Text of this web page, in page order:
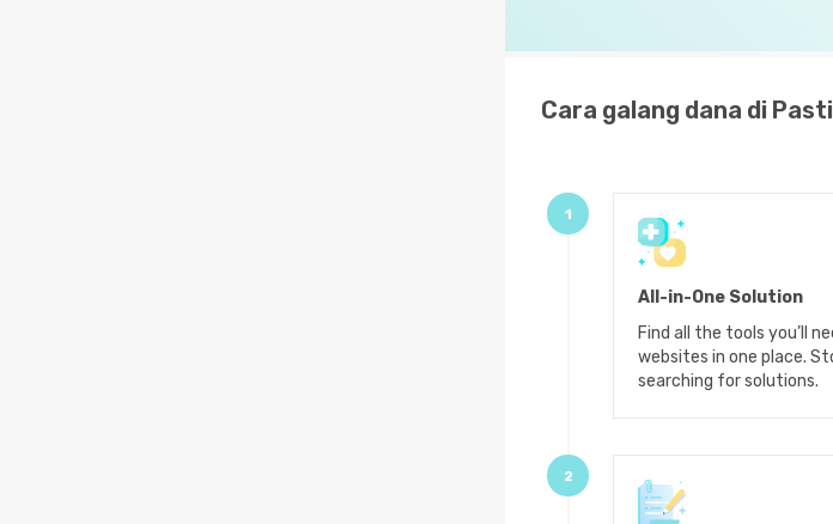
Cara galang dana di
All-in-One Solution
Find all the tools you’ll
websites in one place.
searching for solutions.
1
2